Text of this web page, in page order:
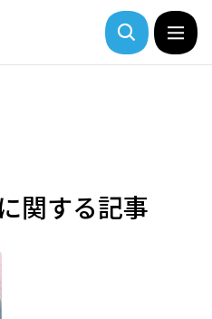
関する記事